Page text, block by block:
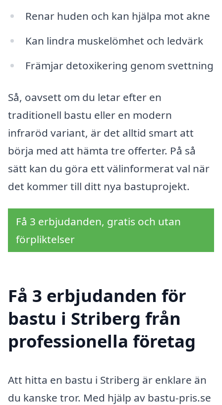
Renar huden och kan hjälpa mot akne
Kan lindra muskelömhet och ledvärk
Främjar detoxikering genom svettning
Så, oavsett om du letar efter en
traditionell bastu eller en modern
infraröd variant, är det alltid smart att
börja med att hämta tre offerter. På så
sätt kan du göra ett välinformerat val när
det kommer till ditt nya bastuprojekt.
Få 3 erbjudanden, gratis och utan
förpliktelser
Få 3 erbjudanden för
bastu i Striberg från
professionella företag
Att hitta en bastu i Striberg är enklare än
du kanske tror. Med hjälp av bastu-pris.se